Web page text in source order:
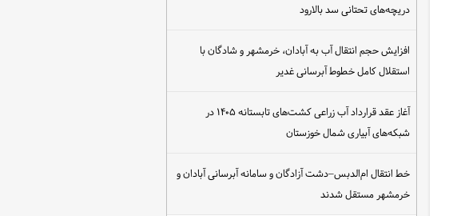
دریچه‌های تحتانی سد بالارود
افزایش حجم انتقال آب به آبادان، خرمشهر و شادگان با
استقلال کامل خطوط آبرسانی غدیر
آغاز عقد قرارداد آب زراعی کشت‌های تابستانه ۱۴۰۵ در
شبکه‌های آبیاری شمال خوزستان
خط انتقال ام‌الدبس–دشت آزادگان و سامانه آبرسانی آبادان و
خرمشهر مستقل شدند